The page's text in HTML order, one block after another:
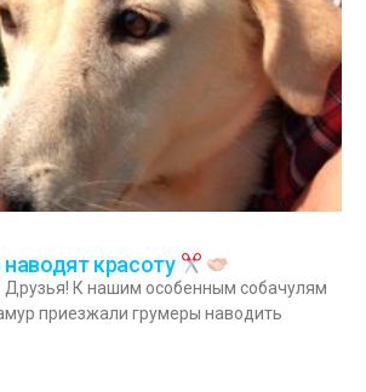
красоту
К нашим особенным собачулям
приезжали грумеры наводить